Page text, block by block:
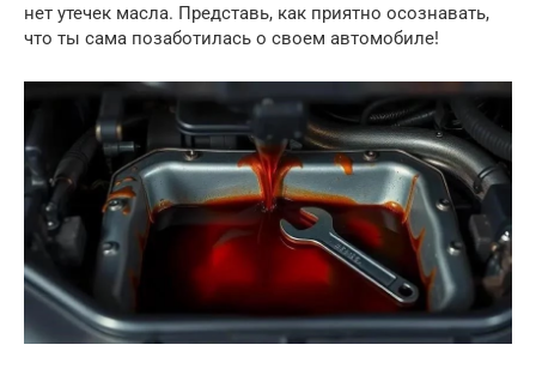
нет утечек масла. Представь, как приятно осознавать,
что ты сама позаботилась о своем автомобиле!